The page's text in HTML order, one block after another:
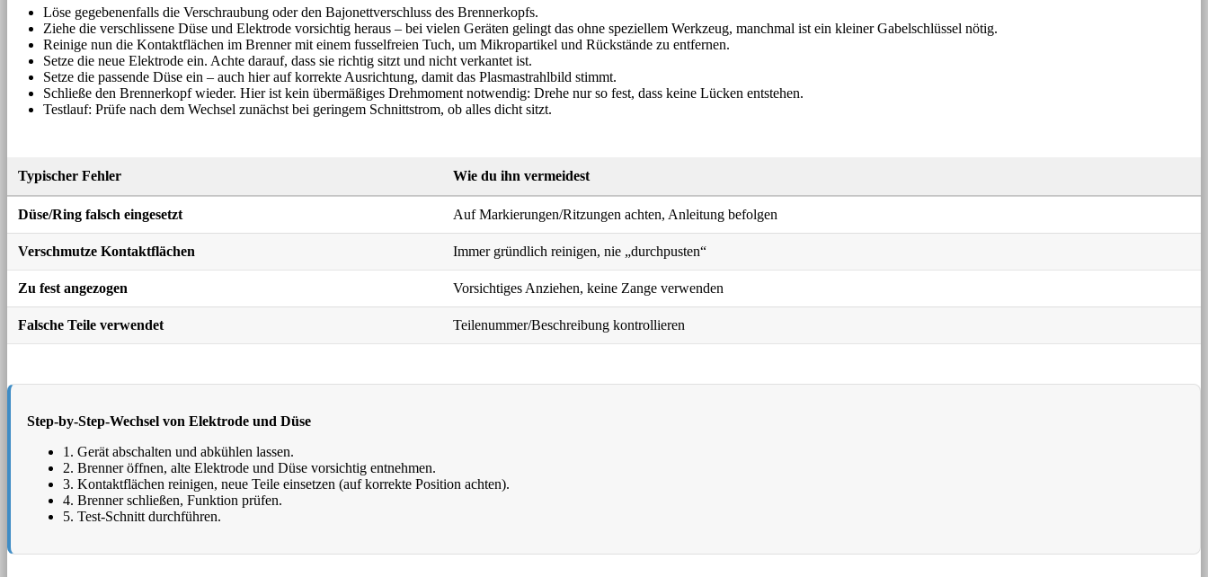
Löse gegebenenfalls die Verschraubung oder den Bajonettverschluss des Brennerkopfs.
Ziehe die verschlissene Düse und Elektrode vorsichtig heraus – bei vielen Geräten gelingt das ohne speziellem Werkzeug, manchmal ist ein kleiner Gabelschlüssel nötig.
Reinige nun die Kontaktflächen im Brenner mit einem fusselfreien Tuch, um Mikropartikel und Rückstände zu entfernen.
Setze die neue Elektrode ein. Achte darauf, dass sie richtig sitzt und nicht verkantet ist.
Setze die passende Düse ein – auch hier auf korrekte Ausrichtung, damit das Plasmastrahlbild stimmt.
Schließe den Brennerkopf wieder. Hier ist kein übermäßiges Drehmoment notwendig: Drehe nur so fest, dass keine Lücken entstehen.
Testlauf: Prüfe nach dem Wechsel zunächst bei geringem Schnittstrom, ob alles dicht sitzt.
Typischer Fehler Wie du ihn vermeidest
Düse/Ring falsch eingesetzt Auf Markierungen/Ritzungen achten, Anleitung befolgen
Verschmutze Kontaktflächen Immer gründlich reinigen, nie „durchpusten“
Zu fest angezogen Vorsichtiges Anziehen, keine Zange verwenden
Falsche Teile verwendet Teilenummer/Beschreibung kontrollieren
Step-by-Step-Wechsel von Elektrode und Düse
1. Gerät abschalten und abkühlen lassen.
2. Brenner öffnen, alte Elektrode und Düse vorsichtig entnehmen.
3. Kontaktflächen reinigen, neue Teile einsetzen (auf korrekte Position achten).
4. Brenner schließen, Funktion prüfen.
5. Test-Schnitt durchführen.